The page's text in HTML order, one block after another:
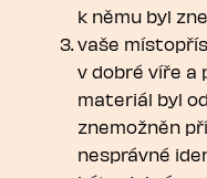
k němu byl
vaše
v dobré víře a
materiál byl
znemožněn
nesprávné